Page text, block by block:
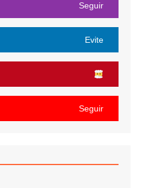
Seguir
Evite
Seguir